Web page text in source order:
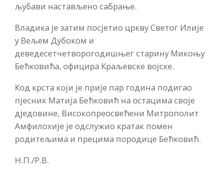
љубави настављено сабрање.
Владика је затим посјетио цркву Светог Илије
у Вељем Дубоком и
деведесетчетворогодишњег старину Микоњу
Бећковића, официра Краљевске војске.
Код крста који је прије пар година подигао
пјесник Матија Бећковић на остацима своје
дједовине, Високопреосвећени Митрополит
Амфилохије је одслужио кратак помен
родитељима и прецима породице Бећковић.
Н.П./Р.В.